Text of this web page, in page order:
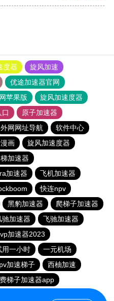
度器
旋风加速
优途加速器官网
苹果版
旋风加速度器
原子加速器
外网网址导航
软件中心
画
旋风加速度器
加速器
加速器
飞机加速器
快连npv
黑豹加速器
爬梯子加速器
驰加速器
飞驰加速器
加速器2023
用一小时
一元机场
加速梯子
西柚加速
梯子加速器app